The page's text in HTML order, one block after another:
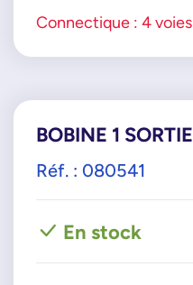
Connectique : 4 voies
BOBINE 1 SORTIE
Réf. : 080541
En stock